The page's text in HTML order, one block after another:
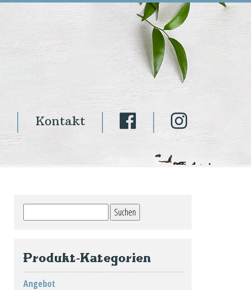
Kontakt
nach:
Produkt-Kategorien
Angebot